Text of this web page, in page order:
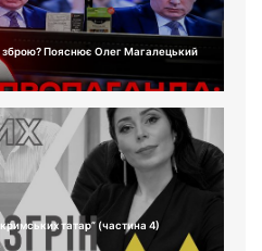
зброю? Пояснює Олег Магалецький
кримських татар” (частина 4)